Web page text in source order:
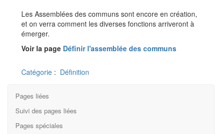
Les Assemblées des communs sont encore en création,
et on verra comment les diverses fonctions arriveront à
émerger.
Voir la page Définir l'assemblée des communs
Catégorie : Définition
Pages liées
Suivi des pages liées
Pages spéciales